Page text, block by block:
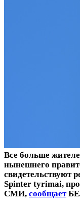
Все больше
нынешнего
свидетельствуют
Spinter tyrimai,
СМИ, сообщает